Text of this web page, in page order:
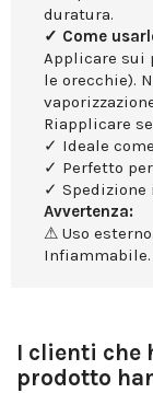
duratura.
✓ Come
Applicare sui
le orecchie).
Riapplicare
✓ Ideale
✓ Perfetto
✓ Spedizione
Avvertenza:
⚠ Uso
Infiammabile.
I clienti che
prodotto